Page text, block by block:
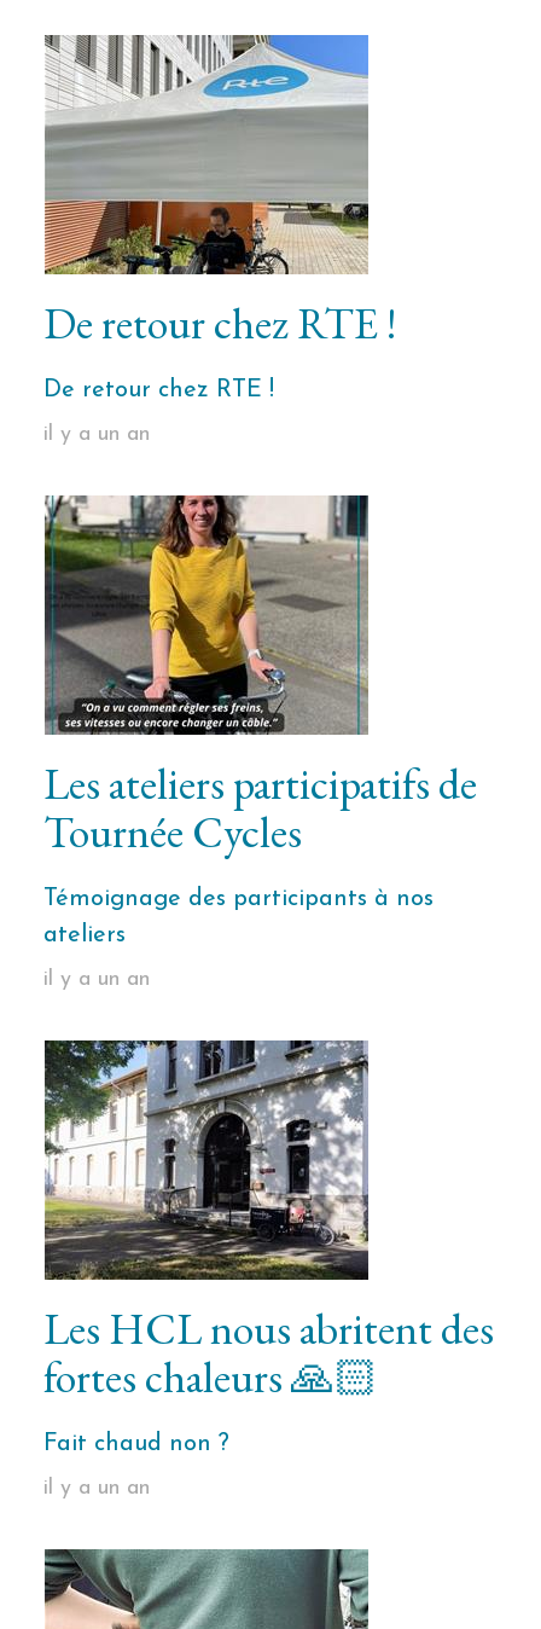
De retour chez RTE !
De retour chez RTE !
il y a un an
Les ateliers participatifs de
Tournée Cycles
Témoignage des participants à nos
ateliers
il y a un an
Les HCL nous abritent des
fortes chaleurs 🙏🏻
Fait chaud non ?
il y a un an